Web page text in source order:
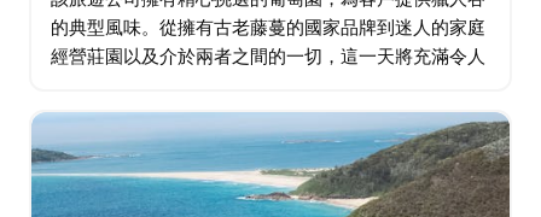
的典型風味。從擁有古老藤蔓的國家品牌到迷人的家庭
經營莊園以及介於兩者之間的一切，這一天將充滿令人
的味蕾。午餐時間在 4 Pines the…